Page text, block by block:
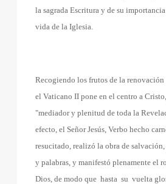
la sagrada Escritura y de su
vida de la Iglesia.
Recogiendo los frutos de la
el Vaticano II pone en el centro a
"mediador y plenitud de toda la
efecto, el Señor Jesús, Verbo hecho
resucitado, realizó la obra de
y palabras, y manifestó plenamente el
Dios, de modo que hasta su vuelta